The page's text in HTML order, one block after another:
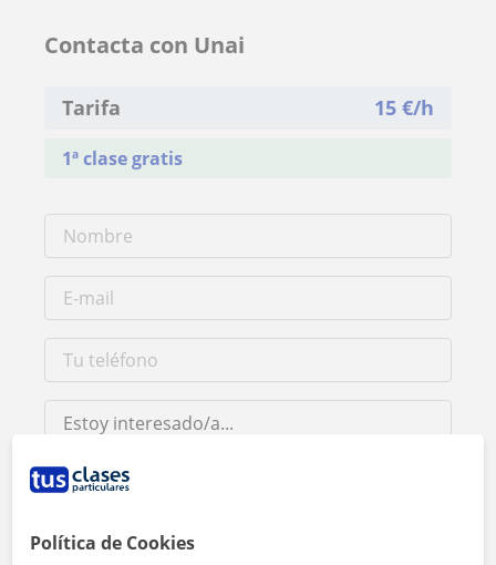
Contacta con Unai
Tarifa 15 €/h
1ª clase gratis
Al hacer clic, aceptas nuestro
Política de Cookies